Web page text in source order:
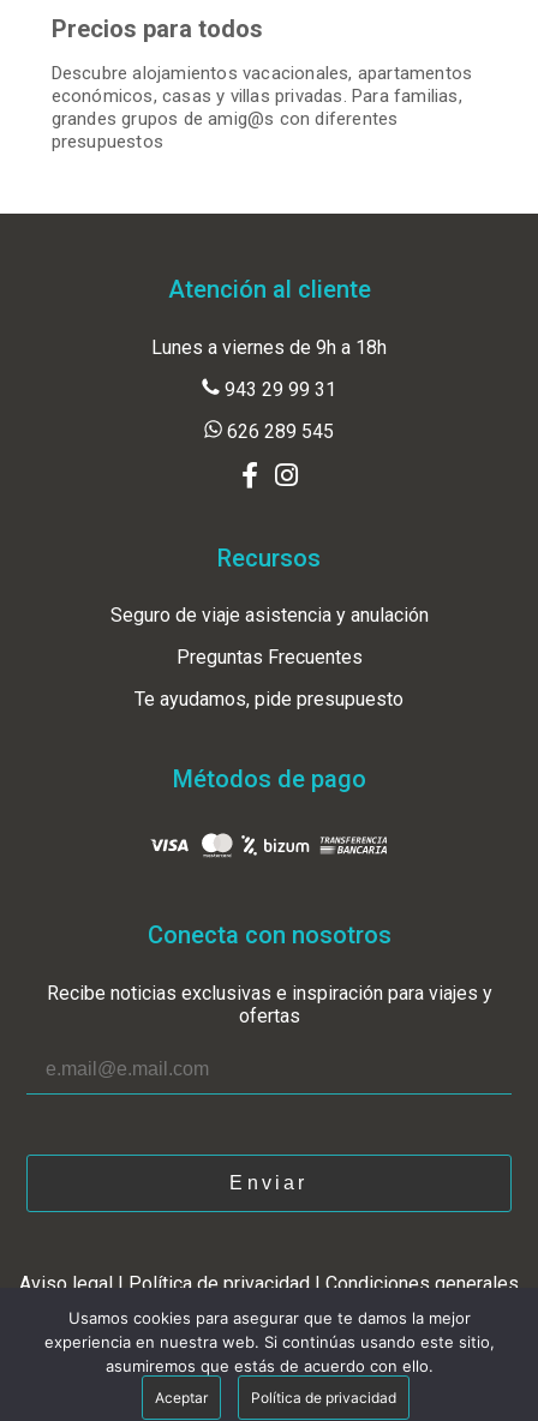
Desde:567 € Consultar disponibilidad
Precios para todos
Descubre alojamientos vacacionales, apartamentos
económicos, casas y villas privadas. Para familias,
grandes grupos de amig@s con diferentes
presupuestos
Atención al cliente
Lunes a viernes de 9h a 18h
943 29 99 31
626 289 545
Recursos
Seguro de viaje asistencia y anulación
Preguntas Frecuentes
Te ayudamos, pide presupuesto
Métodos de pago
Conecta con nosotros
Recibe noticias exclusivas e inspiración para viajes y
ofertas
Enviar
Aviso legal | Política de privacidad | Condiciones generales
Usamos cookies para asegurar que te damos la mejor
experiencia en nuestra web. Si continúas usando este sitio,
asumiremos que estás de acuerdo con ello.
Aceptar Política de privacidad